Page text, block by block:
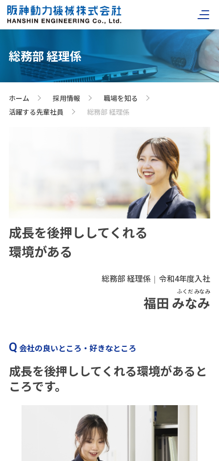
総務部 経理係
ホーム 採用情報 職場を知る
活躍する先輩社員
総務部 経理係
成長を後押ししてくれる
環境がある
総務部 経理係 令和4年度入社
ふくだ みなみ
福田 みなみ
会社の良いところ・好きなところ
成長を後押ししてくれる環境があると
ころです。